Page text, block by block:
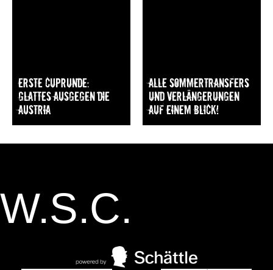
Erste Cuprunde:
Glattes Ausgegen die
Austria
Alle Sommertransfers
und Verlängerungen
auf einem Blick!
W.S.C.